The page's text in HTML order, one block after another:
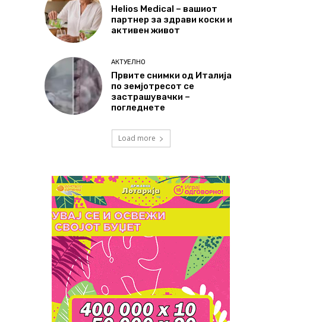
Helios Medical – вашиот
партнер за здрави коски и
активен живот
АКТУЕЛНО
Првите снимки од Италија
по земјотресот се
застрашувачки –
погледнете
Load more